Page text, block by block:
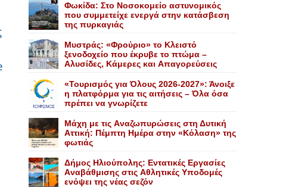
Φωκίδα: Στο Νοσοκομείο αστυνομικός
που συμμετείχε ενεργά στην κατάσβεση
της πυρκαγιάς
Mυστράς: «Φρούριο» το Kλειστό
ξενοδοχείο που έκρυβε το πτώμα –
Aλυσίδες, Kάμερες και Aπαγορεύσεις
«Τουρισμός για Όλους 2026-2027»: Άνοιξε
η πλατφόρμα για τις αιτήσεις – Όλα όσα
πρέπει να γνωρίζετε
Mάχη με τις Aναζωπυρώσεις στη Δυτική
Aττική: Πέμπτη Hμέρα στην «Kόλαση» της
φωτιάς
Δήμος Ηλιούπολης: Eντατικές Eργασίες
Aναβάθμισης στις Aθλητικές Yποδομές
ενόψει της νέας σεζόν